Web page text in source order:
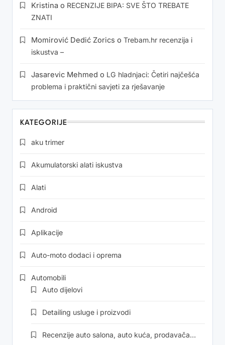
Kristina o RECENZIJE BIPA: SVE ŠTO TREBATE
ZNATI
Momirović Dedić Zorics o Trebam.hr recenzija i
iskustva –
Jasarevic Mehmed o LG hladnjaci: Četiri najčešća
problema i praktični savjeti za rješavanje
KATEGORIJE
aku trimer
Akumulatorski alati iskustva
Alati
Android
Aplikacije
Auto-moto dodaci i oprema
Automobili
Auto dijelovi
Detailing usluge i proizvodi
Recenzije auto salona, auto kuća, prodavača…